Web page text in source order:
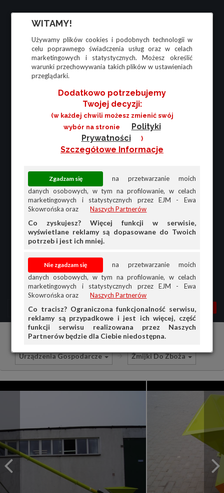
WITAMY!
Używamy plików cookies i podobnych technologii w
celu poprawnego świadczenia usług oraz w celach
marketingowych i statystycznych. Możesz określić
warunki przechowywania takich plików w ustawieniach
przeglądarki.
Dodatkowo potrzebujemy
Twojej decyzji:
(w każdej chwili możesz zmienić swój
wybór na stronie
Polityki
Prywatności
)
Szczegółowe Informacje
na przetwarzanie moich
danych osobowych, w tym na profilowanie, w celach
marketingowych i statystycznych przez EJM - Ewa
Skowrońska oraz
Naszych Partnerów
Co zyskujesz? Więcej funkcji w serwisie,
wyświetlane reklamy są dopasowane do Twoich
potrzeb i jest ich mniej.
na przetwarzanie moich
danych osobowych, w tym na profilowanie, w celach
marketingowych i statystycznych przez EJM - Ewa
Skowrońska oraz
Naszych Partnerów
Co tracisz? Ograniczona funkcjonalność serwisu,
reklamy są przypadkowe i jest ich więcej, część
funkcji serwisu realizowana przez Naszych
Partnerów będzie dla Ciebie niedostępna.
MENU MOJA AG
PRZEGLĄD
OFERTA DLA FIRM
Ciągniki i maszyny rolnicze Sprzedam
Urządzenia Gospodarcze Żmijki Do Zboża